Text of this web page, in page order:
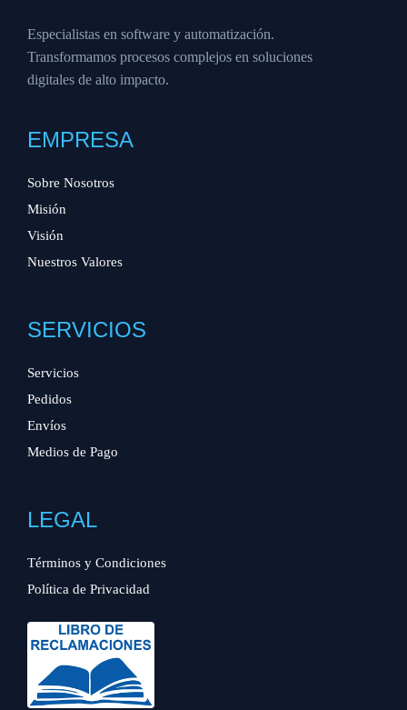
Especialistas en software y automatización.
Transformamos procesos complejos en soluciones
digitales de alto impacto.
EMPRESA
Sobre Nosotros
Misión
Visión
Nuestros Valores
SERVICIOS
Servicios
Pedidos
Envíos
Medios de Pago
LEGAL
Términos y Condiciones
Política de Privacidad